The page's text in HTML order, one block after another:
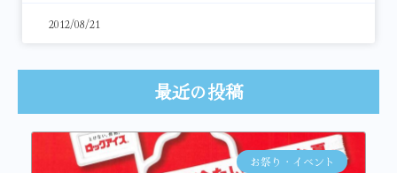
2012/08/21
最近の投稿
お祭り・イベント